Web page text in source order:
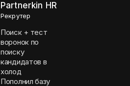
Partnerkin HR
Рекрутер
Поиск + тест
воронок по
поиску
кандидатов в
холод
Пополнил базу